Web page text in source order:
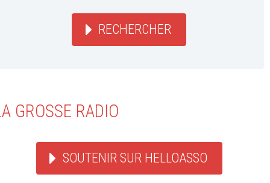
RECHERCHER
GROSSE RADIO
SOUTENIR SUR HELLOASSO